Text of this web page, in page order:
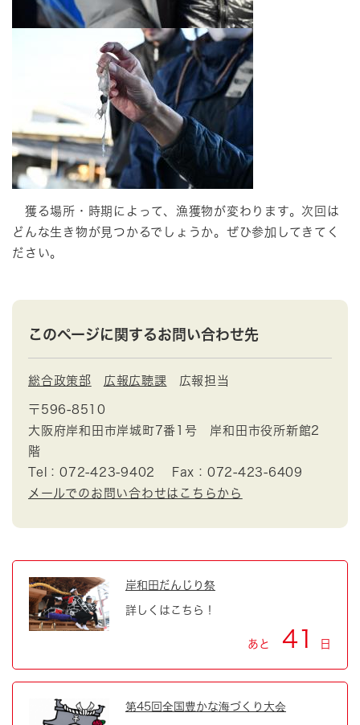
獲る場所・時期によって、漁獲物が変わります。次回は
どんな生き物が見つかるでしょうか。ぜひ参加してきてく
ださい。
このページに関するお問い合わせ先
総合政策部 広報広聴課 広報担当
〒596-8510
大阪府岸和田市岸城町7番1号 岸和田市役所新館2
階
Tel：072-423-9402
Fax：072-423-6409
メールでのお問い合わせはこちらから
岸和田だんじり祭
詳しくはこちら！
あと 41 日
第45回全国豊かな海づくり大会